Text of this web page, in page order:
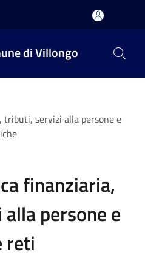
di Villongo
tributi, servizi alla persone e
finanziaria,
persone e
reti